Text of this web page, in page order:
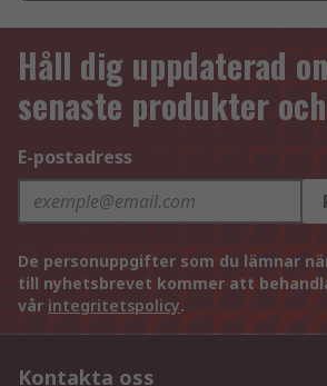
Håll dig uppdaterad
senaste produkter
E-postadress
De personuppgifter som du lämnar
till nyhetsbrevet kommer att
vår integritetspolicy.
Kontakta oss